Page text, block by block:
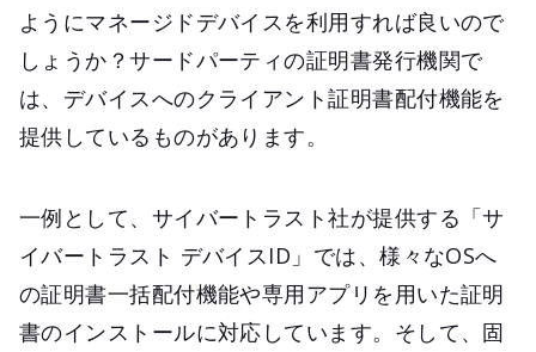
ようにマネージドデバイスを利用すれば良いので
しょうか？サードパーティの証明書発行機関で
は、デバイスへのクライアント証明書配付機能を
提供しているものがあります。
一例として、サイバートラスト社が提供する「サ
イバートラスト デバイスID」では、様々なOSへ
の証明書一括配付機能や専用アプリを用いた証明
書のインストールに対応しています。そして、固